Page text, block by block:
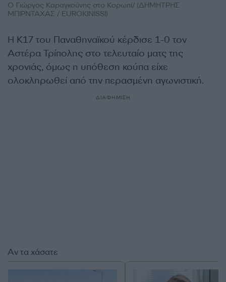
Ο Γιώργος Καραγκούνης στο Κορωπί/ (ΔΗΜΗΤΡΗΣ
ΜΠΙΡΝΤΑΧΑΣ / EUROKINISSI)
Η Κ17 του Παναθηναϊκού κέρδισε 1-0 τον
Αστέρα Τρίπολης στο τελευταίο ματς της
χρονιάς, όμως η υπόθεση κούπα είχε
ολοκληρωθεί από την περασμένη αγωνιστική.
ΔΙΑΦΗΜΙΣΗ
Αν τα χάσατε